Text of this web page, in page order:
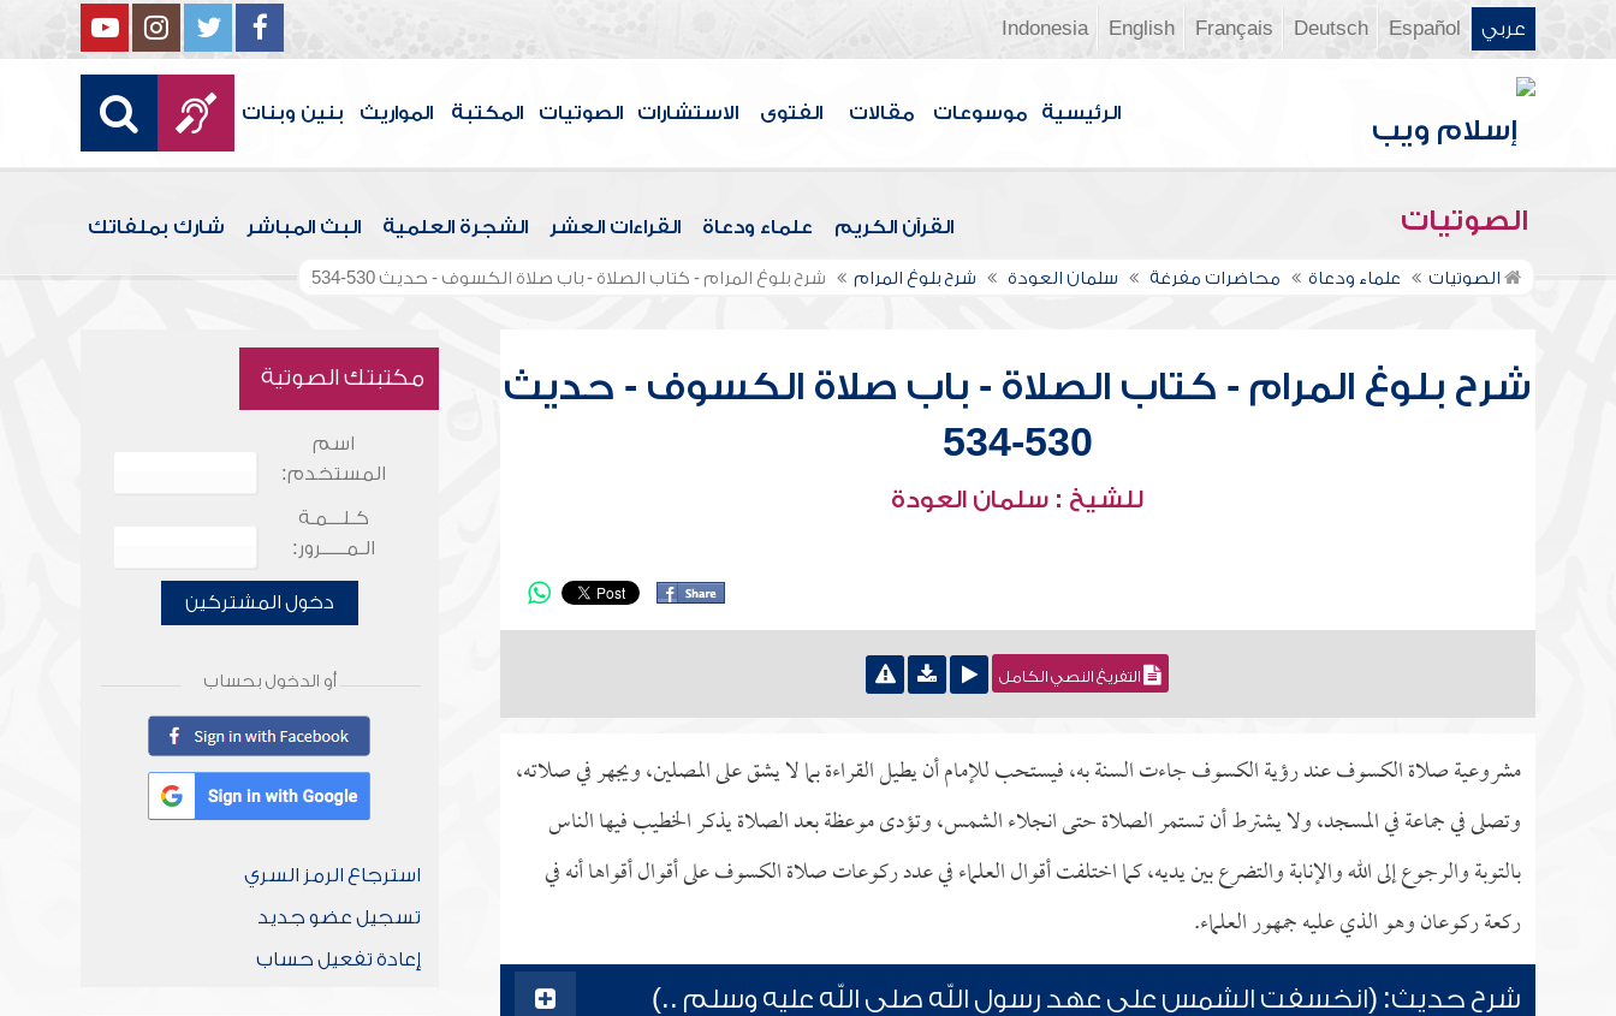
عربي Español
Deutsch
Français
English
Indonesia
الرئيسية موسوعات مقالات الفتوى الاستشارات الصوتيات المكتبة المواريث بنين وبنات
الصوتيات القرآن الكريم علماء ودعاة القراءات العشر الشجرة العلمية البث المباشر شارك بملفاتك
الصوتيات علماء ودعاة محاضرات مفرغة سلمان العودة شرح بلوغ المرام شرح بلوغ المرام - كتاب الصلاة - باب صلاة الكسوف - حديث 530-534
شرح بلوغ المرام - كتاب الصلاة - باب صلاة الكسوف - حديث
530-534
للشيخ : سلمان العودة
التفريغ النصي الكامل
مشروعية صلاة الكسوف عند رؤية الكسوف جاءت السنة به، فيستحب للإمام أن يطيل القراءة بما لا يشق على المصلين، ويجهر في صلاته،
وتصلى في جماعة في المسجد، ولا يشترط أن تستمر الصلاة حتى انجلاء الشمس، وتؤدى موعظة بعد الصلاة يذكر الخطيب فيها الناس
بالتوبة والرجوع إلى الله والإنابة والتضرع بين يديه، كما اختلفت أقوال العلماء في عدد ركوعات صلاة الكسوف على أقوال أقواها أنه في
ركعة ركوعان وهو الذي عليه جمهور العلماء.
شرح حديث: (انخسفت الشمس على عهد رسول الله صلى الله عليه وسلم ..)
مكتبتك الصوتية
اسم
المستخدم:
كـلـــمـة
الـمـــــرور:
دخول المشتركين
أو الدخول بحساب
استرجاع الرمز السري
تسجيل عضو جديد
إعادة تفعيل حساب